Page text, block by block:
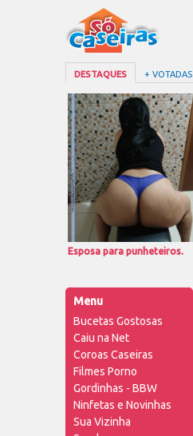
DESTAQUES + VOTADAS
Esposa para punheteiros.
Menu
Bucetas Gostosas
Caiu na Net
Coroas Caseiras
Filmes Porno
Gordinhas - BBW
Ninfetas e Novinhas
Sua Vizinha